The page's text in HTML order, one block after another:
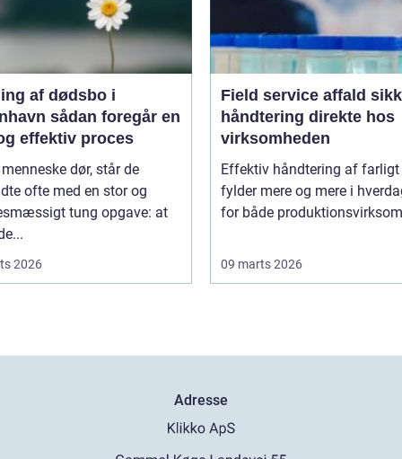
af dødsbo i
foregår en
effektiv proces
dør, står de
ofte med en stor og
tung opgave: at
2026
Field service affald sikker
håndtering direkte hos
virksomheden
Effektiv håndtering af
fylder mere og mere i
for både
09 marts 2026
Adresse